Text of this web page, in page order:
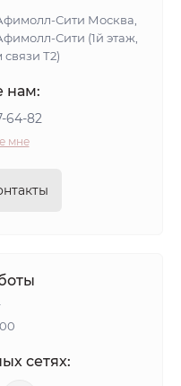
Сити Москва,
Сити (1й этаж,
Т2)
нам:
64-82
мне
сетях: